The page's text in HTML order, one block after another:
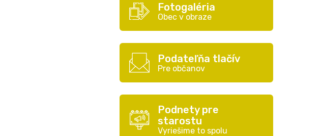
Fotogaléria
Obec v obraze
Podateľňa tlačív
Pre občanov
Podnety pre
starostu
Vyriešime to spolu